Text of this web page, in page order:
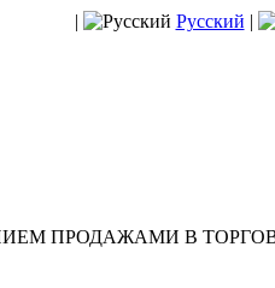
| Русский |
ПРОДАЖАМИ В